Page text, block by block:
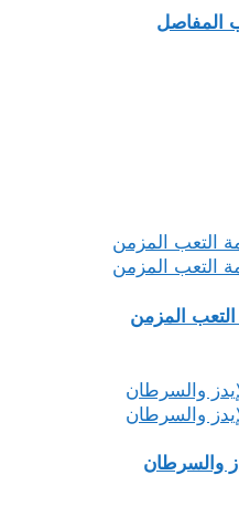
المفاصل
المزمن
والسرطان